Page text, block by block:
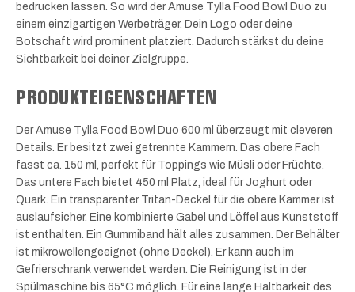
bedrucken lassen. So wird der Amuse Tylla Food Bowl Duo zu
einem einzigartigen Werbeträger. Dein Logo oder deine
Botschaft wird prominent platziert. Dadurch stärkst du deine
Sichtbarkeit bei deiner Zielgruppe.
PRODUKTEIGENSCHAFTEN
Der Amuse Tylla Food Bowl Duo 600 ml überzeugt mit cleveren
Details. Er besitzt zwei getrennte Kammern. Das obere Fach
fasst ca. 150 ml, perfekt für Toppings wie Müsli oder Früchte.
Das untere Fach bietet 450 ml Platz, ideal für Joghurt oder
Quark. Ein transparenter Tritan-Deckel für die obere Kammer ist
auslaufsicher. Eine kombinierte Gabel und Löffel aus Kunststoff
ist enthalten. Ein Gummiband hält alles zusammen. Der Behälter
ist mikrowellengeeignet (ohne Deckel). Er kann auch im
Gefrierschrank verwendet werden. Die Reinigung ist in der
Spülmaschine bis 65°C möglich. Für eine lange Haltbarkeit des